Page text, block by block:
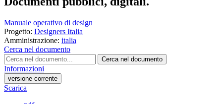
Manuale operativo di design
Progetto: Designers Italia
Amministrazione: italia
Cerca nel documento
Cerca nel documento
Informazioni
versione-corrente
Scarica